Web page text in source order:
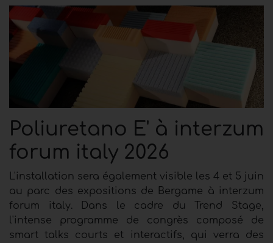
Poliuretano E' à interzum
forum italy 2026
L'installation sera également visible les 4 et 5 juin
au parc des expositions de Bergame à interzum
forum italy. Dans le cadre du Trend Stage,
l'intense programme de congrès composé de
smart talks courts et interactifs, qui verra des